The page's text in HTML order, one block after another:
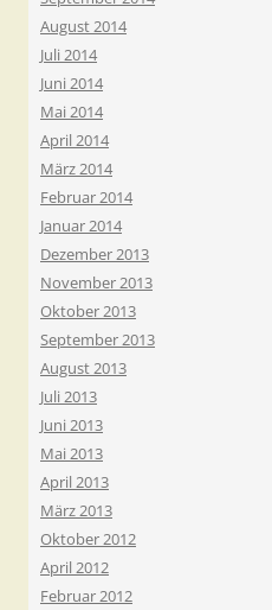
August 2014
Juli 2014
Juni 2014
Mai 2014
April 2014
März 2014
Februar 2014
Januar 2014
Dezember 2013
November 2013
Oktober 2013
September 2013
August 2013
Juli 2013
Juni 2013
Mai 2013
April 2013
März 2013
Oktober 2012
April 2012
Februar 2012